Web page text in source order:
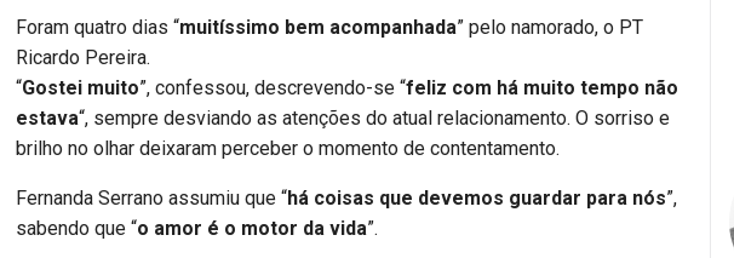
Foram quatro dias “muitíssimo bem acompanhada” pelo namorado, o PT
Ricardo Pereira.
“Gostei muito”, confessou, descrevendo-se “feliz com há muito tempo não
estava“, sempre desviando as atenções do atual relacionamento. O sorriso e
brilho no olhar deixaram perceber o momento de contentamento.
Fernanda Serrano assumiu que “há coisas que devemos guardar para nós”,
sabendo que “o amor é o motor da vida”.